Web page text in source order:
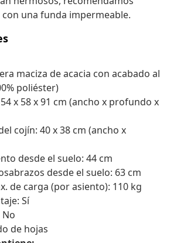
una funda impermeable.
maciza de acacia con acabado al
poliéster)
x 58 x 91 cm (ancho x profundo x
cojín: 40 x 38 cm (ancho x
desde el suelo: 44 cm
desde el suelo: 63 cm
de carga (por asiento): 110 kg
Sí
de hojas